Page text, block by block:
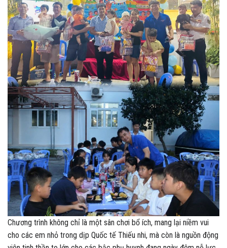
Chương trình không chỉ là một sân chơi bổ ích, mang lại niềm vui
cho các em nhỏ trong dịp Quốc tế Thiếu nhi, mà còn là nguồn động